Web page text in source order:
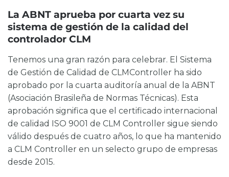
La ABNT aprueba por cuarta vez su
sistema de gestión de la calidad del
controlador CLM
Tenemos una gran razón para celebrar. El Sistema
de Gestión de Calidad de CLMController ha sido
aprobado por la cuarta auditoría anual de la ABNT
(Asociación Brasileña de Normas Técnicas). Esta
aprobación significa que el certificado internacional
de calidad ISO 9001 de CLM Controller sigue siendo
válido después de cuatro años, lo que ha mantenido
a CLM Controller en un selecto grupo de empresas
desde 2015.